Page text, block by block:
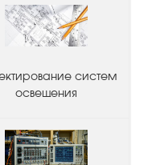
систем
освещения